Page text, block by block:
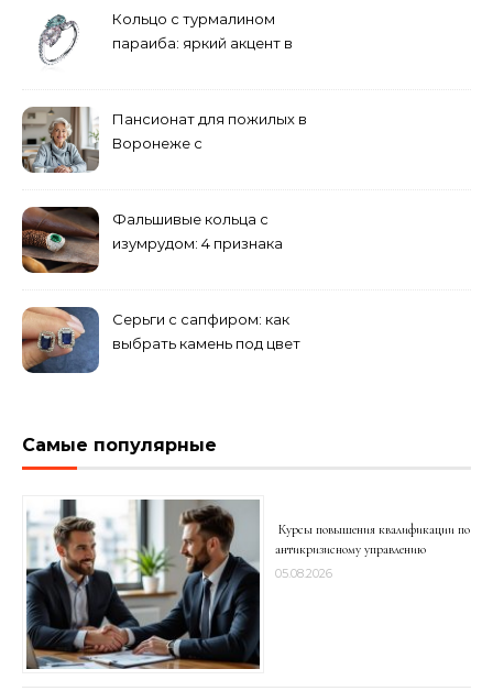
Кольцо с турмалином
параиба: яркий акцент в
Пансионат для пожилых в
Воронеже с
Фальшивые кольца с
изумрудом: 4 признака
Серьги с сапфиром: как
выбрать камень под цвет
Самые популярные
Курсы повышения квалификации по
антикризисному управлению
05.08.2026